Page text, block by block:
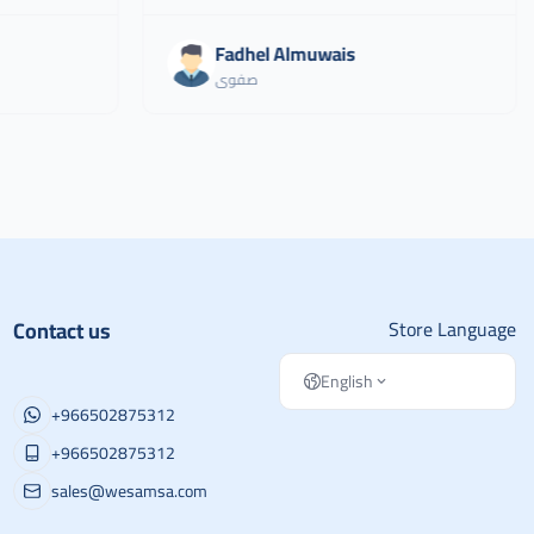
Fadhel Almuwais
صفوى
Contact us
+966502875312
+966502875312
sales@wesamsa.com
Store Language
English